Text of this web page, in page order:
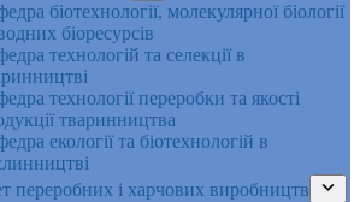
біотехнології, молекулярної біології
біоресурсів
технологій та селекції в
технології переробки та якості
тваринництва
екології та біотехнологій в
переробних і харчових виробництв